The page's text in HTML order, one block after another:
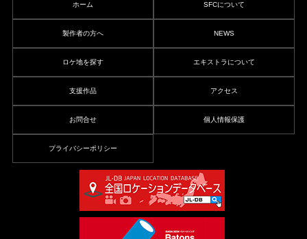
ホーム SFCについて
製作者の方へ NEWS
ロケ地を探す エキストラについて
支援作品 アクセス
お問合せ 個人情報保護
プライバシーポリシー